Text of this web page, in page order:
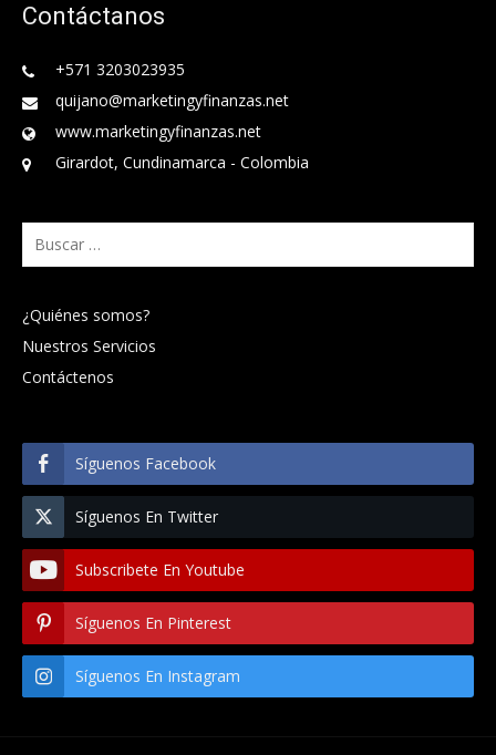
Contáctanos
+571 3203023935
quijano@marketingyfinanzas.net
www.marketingyfinanzas.net
Girardot, Cundinamarca - Colombia
Buscar:
¿Quiénes somos?
Nuestros Servicios
Contáctenos
Síguenos Facebook
Síguenos En Twitter
Subscribete En Youtube
Síguenos En Pinterest
Síguenos En Instagram